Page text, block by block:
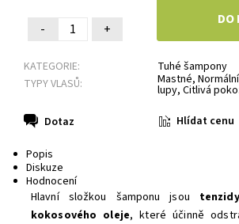
- +
KATEGORIE:
Tuhé šampony
TYPY VLASŮ:
Mastné, Normální
lupy, Citlivá
Dotaz
Hlídat cenu
Popis
Diskuze
Hodnocení
Hlavní složkou šamponu jsou
kokosového oleje, které účinně